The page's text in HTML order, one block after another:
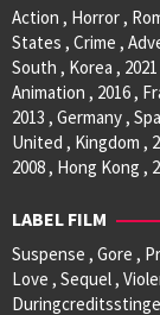
Action , Horror ,
States , Crime ,
South , Korea , 2021
Animation , 2016 ,
2013 , Germany ,
United , Kingdom ,
2008 , Hong Kong ,
LABEL FILM
Suspense , Gore ,
Love , Sequel ,